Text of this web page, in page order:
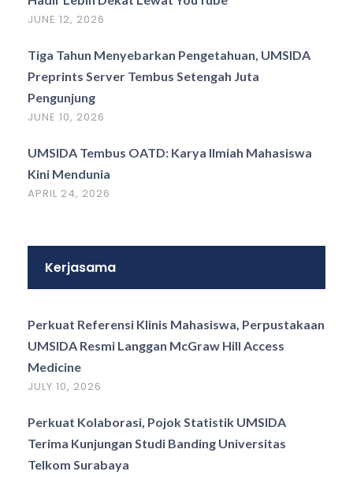
JUNE 12, 2026
Tiga Tahun Menyebarkan Pengetahuan, UMSIDA
Preprints Server Tembus Setengah Juta
Pengunjung
JUNE 10, 2026
UMSIDA Tembus OATD: Karya Ilmiah Mahasiswa
Kini Mendunia
APRIL 24, 2026
Kerjasama
Perkuat Referensi Klinis Mahasiswa, Perpustakaan
UMSIDA Resmi Langgan McGraw Hill Access
Medicine
JULY 10, 2026
Perkuat Kolaborasi, Pojok Statistik UMSIDA
Terima Kunjungan Studi Banding Universitas
Telkom Surabaya